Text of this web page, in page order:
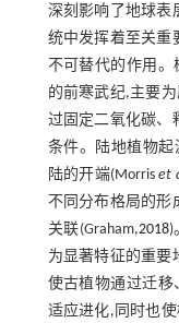
深刻影响了地球表
统中发挥着至关重
不可替代的作用。
的前寒武纪,主要
过固定二氧化碳、
条件。陆地植物
陆的开端(Morriset
不同分布格局的形
关联(Graham,2018)
为显著特征的重要
使古植物通过迁
适应进化,同时也